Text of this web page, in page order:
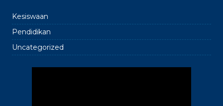
Kesiswaan
Pendidikan
Uncategorized